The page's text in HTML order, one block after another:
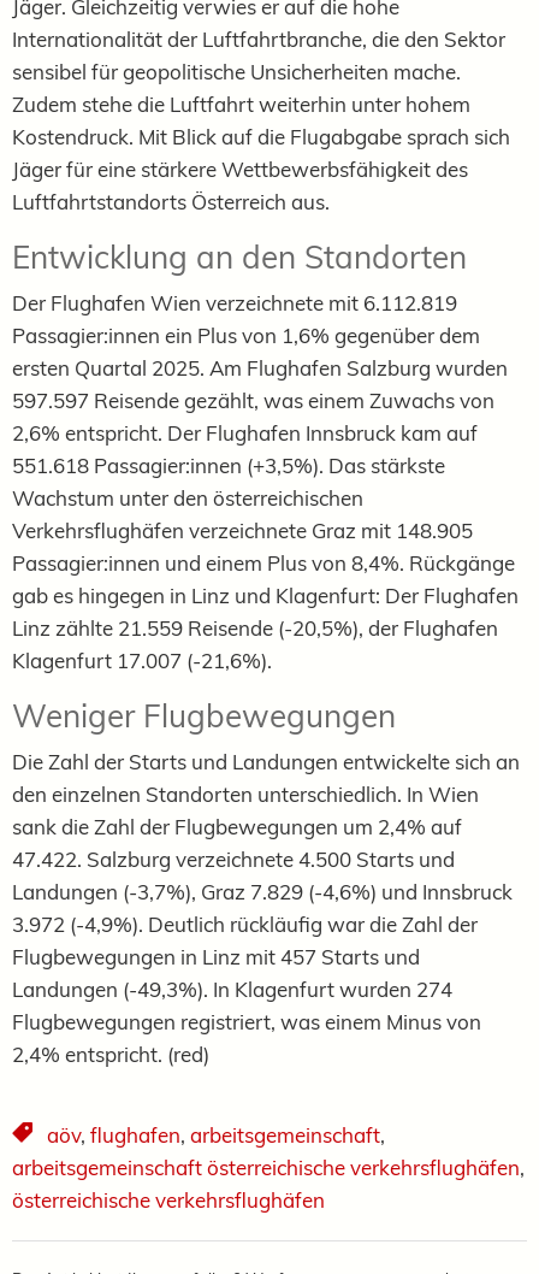
Jäger. Gleichzeitig verwies er auf die hohe
Internationalität der Luftfahrtbranche, die den Sektor
sensibel für geopolitische Unsicherheiten mache.
Zudem stehe die Luftfahrt weiterhin unter hohem
Kostendruck. Mit Blick auf die Flugabgabe sprach sich
Jäger für eine stärkere Wettbewerbsfähigkeit des
Luftfahrtstandorts Österreich aus.
Entwicklung an den Standorten
Der Flughafen Wien verzeichnete mit 6.112.819
Passagier:innen ein Plus von 1,6% gegenüber dem
ersten Quartal 2025. Am Flughafen Salzburg wurden
597.597 Reisende gezählt, was einem Zuwachs von
2,6% entspricht. Der Flughafen Innsbruck kam auf
551.618 Passagier:innen (+3,5%). Das stärkste
Wachstum unter den österreichischen
Verkehrsflughäfen verzeichnete Graz mit 148.905
Passagier:innen und einem Plus von 8,4%. Rückgänge
gab es hingegen in Linz und Klagenfurt: Der Flughafen
Linz zählte 21.559 Reisende (-20,5%), der Flughafen
Klagenfurt 17.007 (-21,6%).
Weniger Flugbewegungen
Die Zahl der Starts und Landungen entwickelte sich an
den einzelnen Standorten unterschiedlich. In Wien
sank die Zahl der Flugbewegungen um 2,4% auf
47.422. Salzburg verzeichnete 4.500 Starts und
Landungen (-3,7%), Graz 7.829 (-4,6%) und Innsbruck
3.972 (-4,9%). Deutlich rückläufig war die Zahl der
Flugbewegungen in Linz mit 457 Starts und
Landungen (-49,3%). In Klagenfurt wurden 274
Flugbewegungen registriert, was einem Minus von
2,4% entspricht. (red)
aöv, flughafen, arbeitsgemeinschaft,
arbeitsgemeinschaft österreichische verkehrsflughäfen,
österreichische verkehrsflughäfen